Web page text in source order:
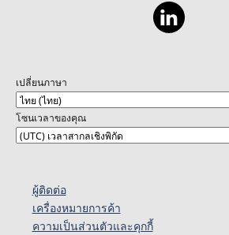
เปลี่ยนภาษา
โซนเวลาของคุณ
ผู้ติดต่อ
เครื่องหมายการค้า
ความเป็นส่วนตัวและคุกกี้